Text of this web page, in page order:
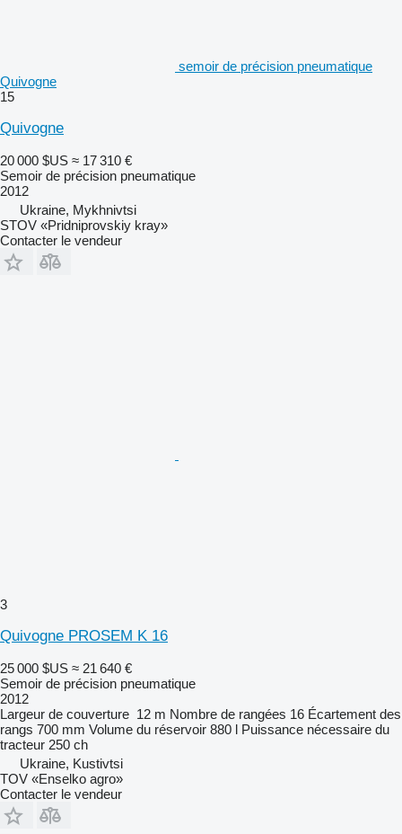
semoir de précision pneumatique
Quivogne
15
Quivogne
20 000 $US ≈ 17 310 €
Semoir de précision pneumatique
2012
Ukraine, Mykhnivtsi
STOV «Pridniprovskiy kray»
Contacter le vendeur
3
Quivogne PROSEM K 16
25 000 $US ≈ 21 640 €
Semoir de précision pneumatique
2012
Largeur de couverture 12 m Nombre de rangées 16 Écartement des
rangs 700 mm Volume du réservoir 880 l Puissance nécessaire du
tracteur 250 ch
Ukraine, Kustivtsi
TOV «Enselko agro»
Contacter le vendeur